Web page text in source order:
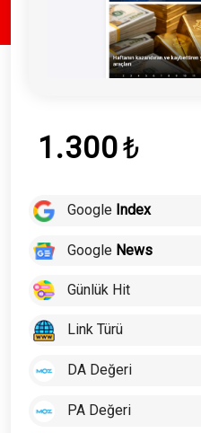
1.300₺
Google Index
Google News
Günlük Hit
Link Türü
DA Değeri
PA Değeri